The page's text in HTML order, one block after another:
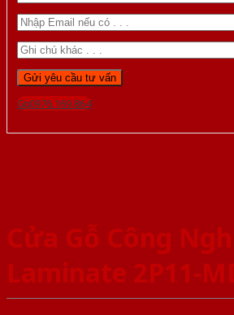
Gọi 0976.169.864
Cửa Gỗ Công
Laminate 2P11-